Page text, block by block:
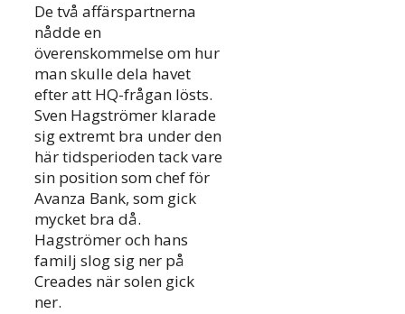
De två affärspartnerna
nådde en
överenskommelse om hur
man skulle dela havet
efter att HQ-frågan lösts.
Sven Hagströmer klarade
sig extremt bra under den
här tidsperioden tack vare
sin position som chef för
Avanza Bank, som gick
mycket bra då.
Hagströmer och hans
familj slog sig ner på
Creades när solen gick
ner.